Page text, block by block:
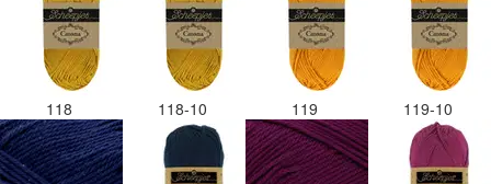
118 118-10 119 119-10